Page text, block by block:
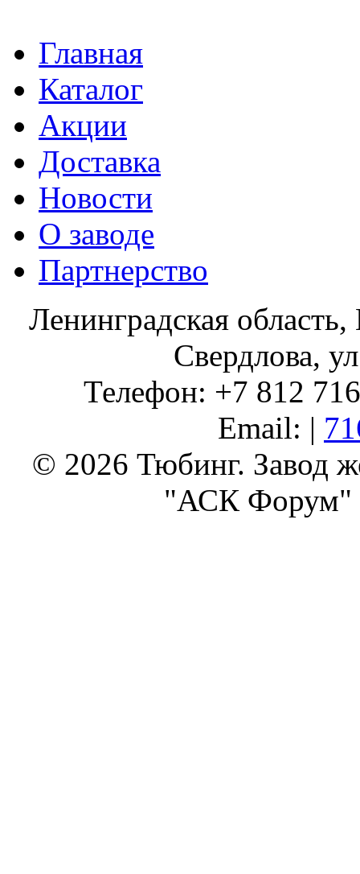
Главная
Каталог
Акции
Доставка
Новости
О заводе
Партнерство
Ленинградская
Свердлова,
Телефон: +7 812
Email: |
© 2026 Тюбинг. Завод
"АСК Форум"